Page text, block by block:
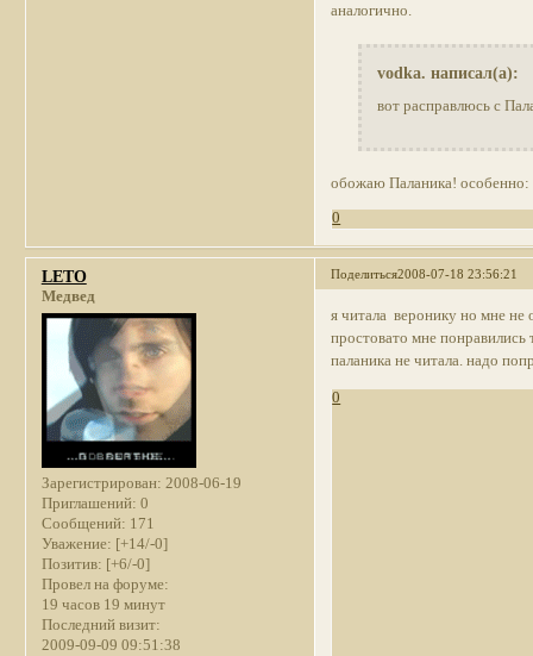
аналогично.
vodka. написал(а):
вот расправлюсь с
обожаю Паланика!
0
Поделиться2008-07-18 23:56:21
LETO
Медвед
Зарегистрирован: 2008-06-19
Приглашений: 0
Сообщений: 171
Уважение: [+14/-0]
Позитив: [+6/-0]
Провел на форуме:
19 часов 19 минут
Последний визит:
2009-09-09 09:51:38
я читала веронику но мне
простовато мне понравились
паланика не читала. надо
0